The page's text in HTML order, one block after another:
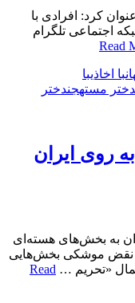
کرد: افرادی با
اجتماعی تلگرام
Read
با اخاذیبا
دختر مستهجندختر
روی ایران
به بخش‌های هسته‌ای
با نقض موشکی بخش‌هایی
«تحریم … Read